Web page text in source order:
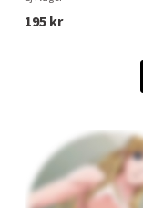
195 kr